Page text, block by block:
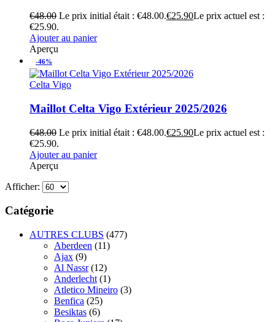
€48.00 Le prix initial était : €48.00.€25.90Le prix actuel est :
€25.90.
Ajouter au panier
Aperçu
-46%
Celta Vigo
Maillot Celta Vigo Extérieur 2025/2026
€48.00 Le prix initial était : €48.00.€25.90Le prix actuel est :
€25.90.
Ajouter au panier
Aperçu
Afficher:
Catégorie
AUTRES CLUBS (477)
Aberdeen (11)
Ajax (9)
Al Nassr (12)
Anderlecht (1)
Atletico Mineiro (3)
Benfica (25)
Besiktas (6)